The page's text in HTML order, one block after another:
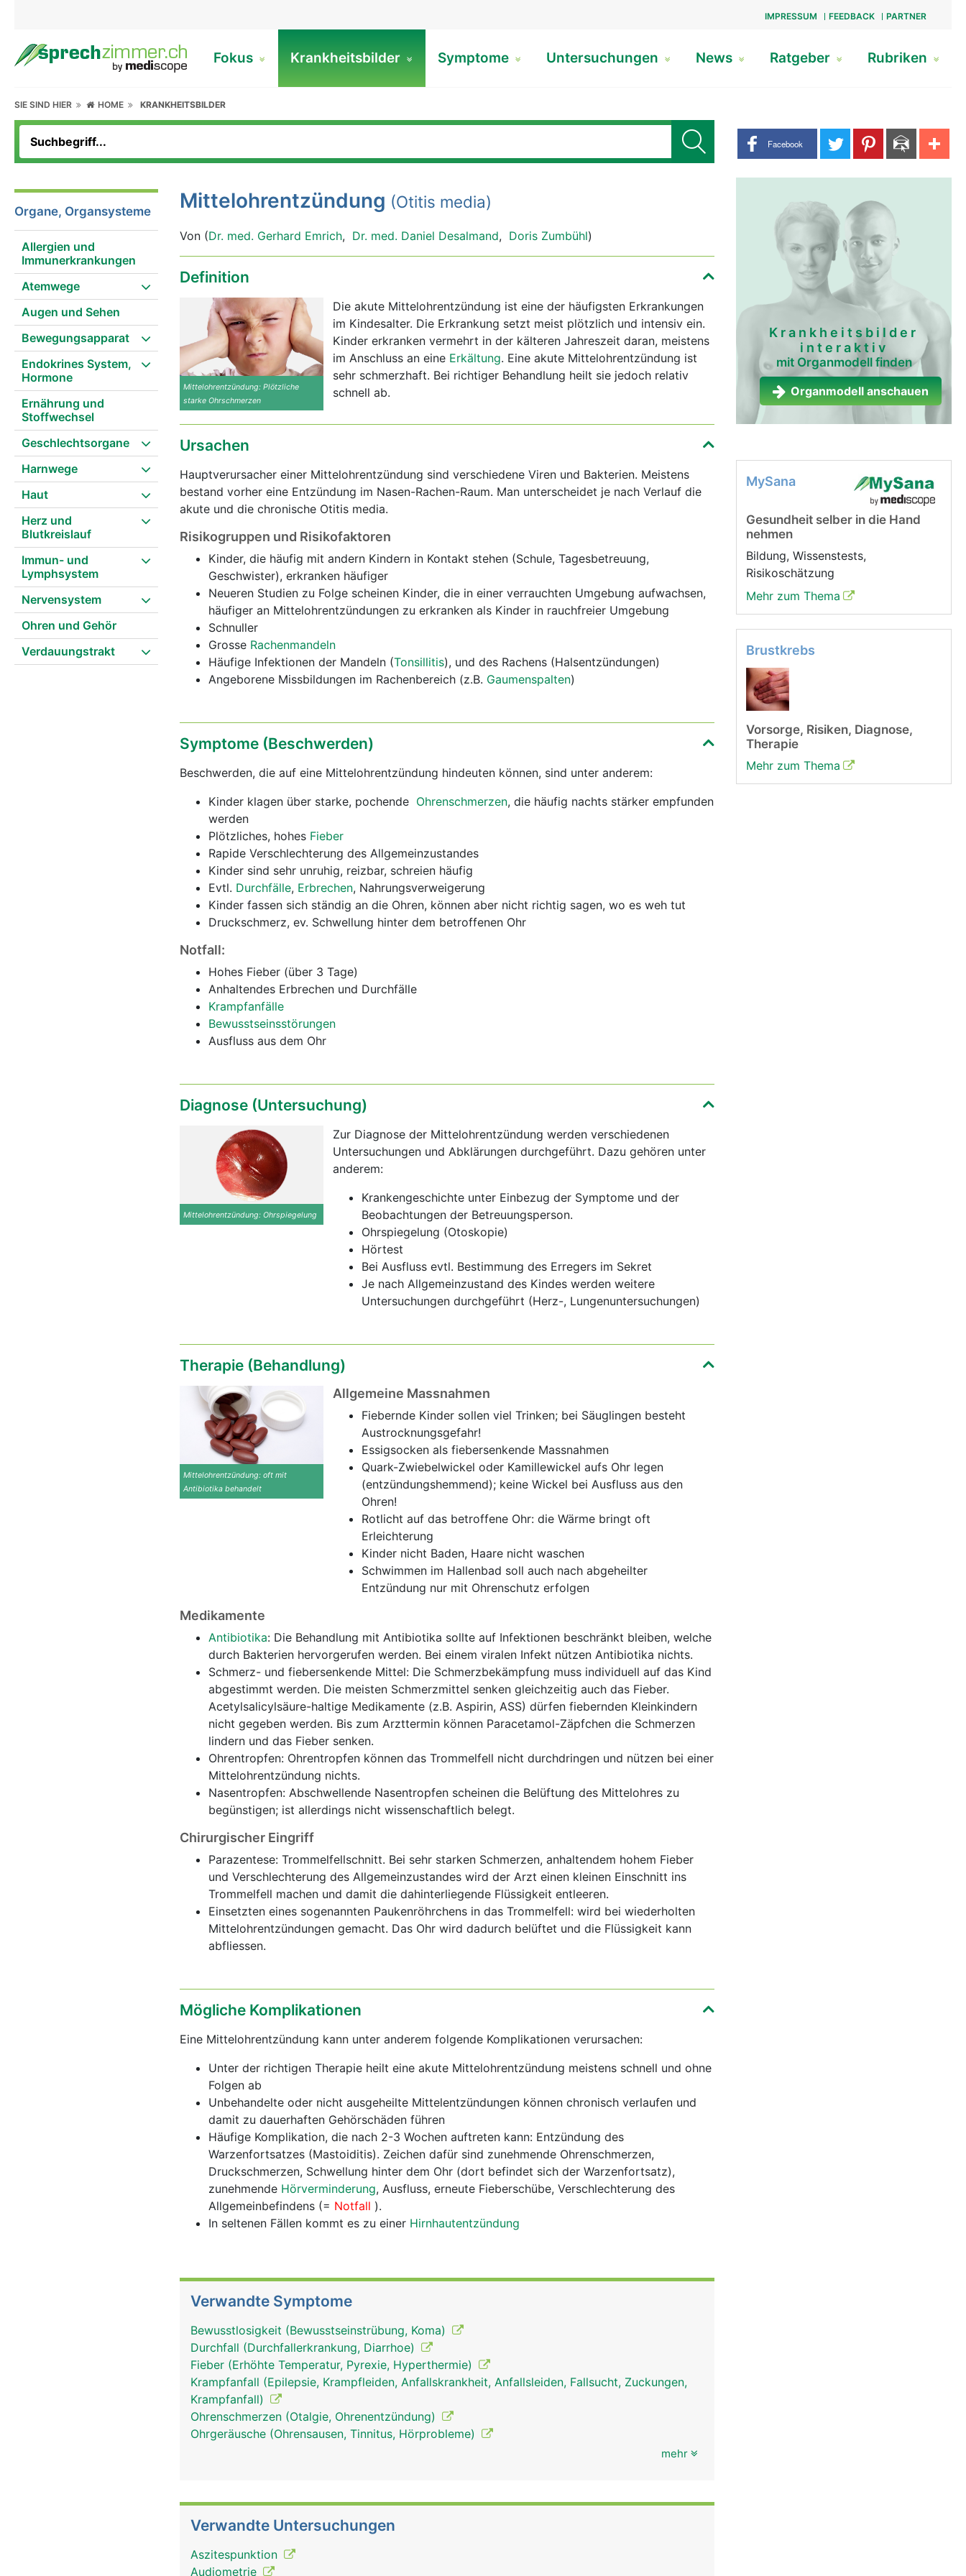
IMPRESSUM FEEDBACK PARTNER
Fokus Krankheitsbilder Symptome Untersuchungen News Ratgeber Rubriken
SIE SIND HIER HOME KRANKHEITSBILDER
Share buttons
Facebook
Organe, Organsysteme
Allergien und
Immunerkrankungen
Atemwege
Augen und Sehen
Bewegungsapparat
Endokrines System,
Hormone
Ernährung und
Stoffwechsel
Geschlechtsorgane
Harnwege
Haut
Herz und
Blutkreislauf
Immun- und
Lymphsystem
Nervensystem
Ohren und Gehör
Verdauungstrakt
Mittelohrentzündung (Otitis media)
Von (Dr. med. Gerhard Emrich, Dr. med. Daniel Desalmand, Doris Zumbühl)
Definition
Mittelohrentzündung: Plötzliche
starke Ohrschmerzen
Die akute Mittelohrentzündung ist eine der häufigsten Erkrankungen
im Kindesalter. Die Erkrankung setzt meist plötzlich und intensiv ein.
Kinder erkranken vermehrt in der kälteren Jahreszeit daran, meistens
im Anschluss an eine Erkältung. Eine akute Mittelohrentzündung ist
sehr schmerzhaft. Bei richtiger Behandlung heilt sie jedoch relativ
schnell ab.
Ursachen
Hauptverursacher einer Mittelohrentzündung sind verschiedene Viren und Bakterien. Meistens
bestand vorher eine Entzündung im Nasen-Rachen-Raum. Man unterscheidet je nach Verlauf die
akute und die chronische Otitis media.
Risikogruppen und Risikofaktoren
Kinder, die häufig mit andern Kindern in Kontakt stehen (Schule, Tagesbetreuung,
Geschwister), erkranken häufiger
Neueren Studien zu Folge scheinen Kinder, die in einer verrauchten Umgebung aufwachsen,
häufiger an Mittelohrentzündungen zu erkranken als Kinder in rauchfreier Umgebung
Schnuller
Grosse Rachenmandeln
Häufige Infektionen der Mandeln (Tonsillitis), und des Rachens (Halsentzündungen)
Angeborene Missbildungen im Rachenbereich (z.B. Gaumenspalten)
Symptome (Beschwerden)
Beschwerden, die auf eine Mittelohrentzündung hindeuten können, sind unter anderem:
Kinder klagen über starke, pochende Ohrenschmerzen, die häufig nachts stärker empfunden
werden
Plötzliches, hohes Fieber
Rapide Verschlechterung des Allgemeinzustandes
Kinder sind sehr unruhig, reizbar, schreien häufig
Evtl. Durchfälle, Erbrechen, Nahrungsverweigerung
Kinder fassen sich ständig an die Ohren, können aber nicht richtig sagen, wo es weh tut
Druckschmerz, ev. Schwellung hinter dem betroffenen Ohr
Notfall:
Hohes Fieber (über 3 Tage)
Anhaltendes Erbrechen und Durchfälle
Krampfanfälle
Bewusstseinsstörungen
Ausfluss aus dem Ohr
Diagnose (Untersuchung)
Mittelohrentzündung: Ohrspiegelung
Zur Diagnose der Mittelohrentzündung werden verschiedenen
Untersuchungen und Abklärungen durchgeführt. Dazu gehören unter
anderem:
Krankengeschichte unter Einbezug der Symptome und der
Beobachtungen der Betreuungsperson.
Ohrspiegelung (Otoskopie)
Hörtest
Bei Ausfluss evtl. Bestimmung des Erregers im Sekret
Je nach Allgemeinzustand des Kindes werden weitere
Untersuchungen durchgeführt (Herz-, Lungenuntersuchungen)
Therapie (Behandlung)
Mittelohrentzündung: oft mit
Antibiotika behandelt
Allgemeine Massnahmen
Fiebernde Kinder sollen viel Trinken; bei Säuglingen besteht
Austrocknungsgefahr!
Essigsocken als fiebersenkende Massnahmen
Quark-Zwiebelwickel oder Kamillewickel aufs Ohr legen
(entzündungshemmend); keine Wickel bei Ausfluss aus den
Ohren!
Rotlicht auf das betroffene Ohr: die Wärme bringt oft
Erleichterung
Kinder nicht Baden, Haare nicht waschen
Schwimmen im Hallenbad soll auch nach abgeheilter
Entzündung nur mit Ohrenschutz erfolgen
Medikamente
Antibiotika: Die Behandlung mit Antibiotika sollte auf Infektionen beschränkt bleiben, welche
durch Bakterien hervorgerufen werden. Bei einem viralen Infekt nützen Antibiotika nichts.
Schmerz- und fiebersenkende Mittel: Die Schmerzbekämpfung muss individuell auf das Kind
abgestimmt werden. Die meisten Schmerzmittel senken gleichzeitig auch das Fieber.
Acetylsalicylsäure-haltige Medikamente (z.B. Aspirin, ASS) dürfen fiebernden Kleinkindern
nicht gegeben werden. Bis zum Arzttermin können Paracetamol-Zäpfchen die Schmerzen
lindern und das Fieber senken.
Ohrentropfen: Ohrentropfen können das Trommelfell nicht durchdringen und nützen bei einer
Mittelohrentzündung nichts.
Nasentropfen: Abschwellende Nasentropfen scheinen die Belüftung des Mittelohres zu
begünstigen; ist allerdings nicht wissenschaftlich belegt.
Chirurgischer Eingriff
Parazentese: Trommelfellschnitt. Bei sehr starken Schmerzen, anhaltendem hohem Fieber
und Verschlechterung des Allgemeinzustandes wird der Arzt einen kleinen Einschnitt ins
Trommelfell machen und damit die dahinterliegende Flüssigkeit entleeren.
Einsetzten eines sogenannten Paukenröhrchens in das Trommelfell: wird bei wiederholten
Mittelohrentzündungen gemacht. Das Ohr wird dadurch belüftet und die Flüssigkeit kann
abfliessen.
Mögliche Komplikationen
Eine Mittelohrentzündung kann unter anderem folgende Komplikationen verursachen:
Unter der richtigen Therapie heilt eine akute Mittelohrentzündung meistens schnell und ohne
Folgen ab
Unbehandelte oder nicht ausgeheilte Mittelentzündungen können chronisch verlaufen und
damit zu dauerhaften Gehörschäden führen
Häufige Komplikation, die nach 2-3 Wochen auftreten kann: Entzündung des
Warzenfortsatzes (Mastoiditis). Zeichen dafür sind zunehmende Ohrenschmerzen,
Druckschmerzen, Schwellung hinter dem Ohr (dort befindet sich der Warzenfortsatz),
zunehmende Hörverminderung, Ausfluss, erneute Fieberschübe, Verschlechterung des
Allgemeinbefindens (= Notfall ).
In seltenen Fällen kommt es zu einer Hirnhautentzündung
Verwandte Symptome
Bewusstlosigkeit (Bewusstseinstrübung, Koma)
Durchfall (Durchfallerkrankung, Diarrhoe)
Fieber (Erhöhte Temperatur, Pyrexie, Hyperthermie)
Krampfanfall (Epilepsie, Krampfleiden, Anfallskrankheit, Anfallsleiden, Fallsucht, Zuckungen,
Krampfanfall)
Ohrenschmerzen (Otalgie, Ohrenentzündung)
Ohrgeräusche (Ohrensausen, Tinnitus, Hörprobleme)
mehr
Verwandte Untersuchungen
Aszitespunktion
Audiometrie
Krankheitsbilder
interaktiv
mit Organmodell finden
Organmodell anschauen
MySana
Gesundheit selber in die Hand
nehmen
Bildung, Wissenstests,
Risikoschätzung
Mehr zum Thema
Brustkrebs
Vorsorge, Risiken, Diagnose,
Therapie
Mehr zum Thema